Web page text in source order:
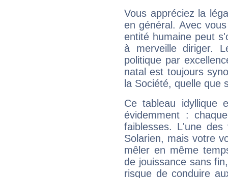
Vous appréciez la
en général. Avec
entité humaine peut
à merveille diriger.
politique par
natal est toujours
la Société, quelle que
Ce tableau idyllique
évidemment :
faiblesses. L'une
Solarien, mais votre
mêler en même
de jouissance sans
risque de conduire